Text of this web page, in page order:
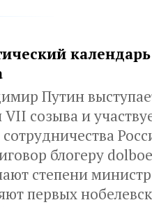
Путин
созыва и
блогеру
степени
первых